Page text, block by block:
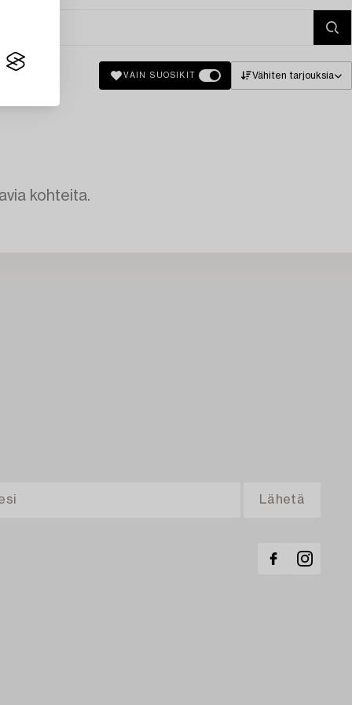
VAIN SUOSIKIT Vähiten tarjouksia
kohteita.